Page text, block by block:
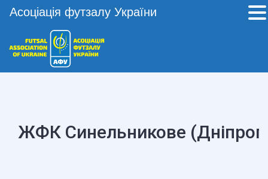
ЖФК Синельникове
Асоціація футзалу України